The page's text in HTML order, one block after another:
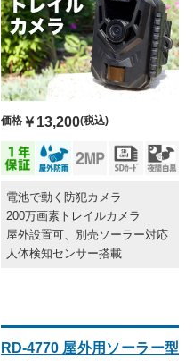
価格￥13,200(税込)
電池で動く防犯カメラ
200万画素トレイルカメラ
屋外設置可、別売ソーラー対応
人体検知センサー搭載
RD-4770 屋外用ソーラー型